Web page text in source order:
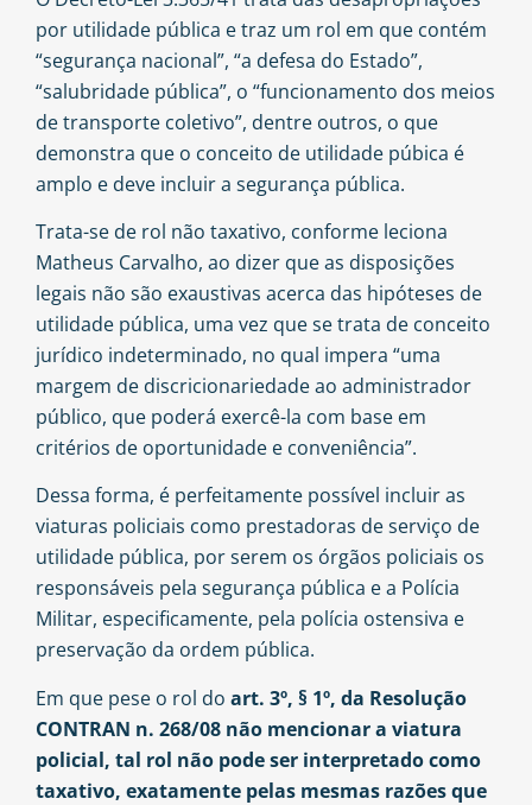
por utilidade pública e traz um rol em que contém
“segurança nacional”, “a defesa do Estado”,
“salubridade pública”, o “funcionamento dos meios
de transporte coletivo”, dentre outros, o que
demonstra que o conceito de utilidade púbica é
amplo e deve incluir a segurança pública.
Trata-se de rol não taxativo, conforme leciona
Matheus Carvalho, ao dizer que as disposições
legais não são exaustivas acerca das hipóteses de
utilidade pública, uma vez que se trata de conceito
jurídico indeterminado, no qual impera “uma
margem de discricionariedade ao administrador
público, que poderá exercê-la com base em
critérios de oportunidade e conveniência”.
Dessa forma, é perfeitamente possível incluir as
viaturas policiais como prestadoras de serviço de
utilidade pública, por serem os órgãos policiais os
responsáveis pela segurança pública e a Polícia
Militar, especificamente, pela polícia ostensiva e
preservação da ordem pública.
Em que pese o rol do art. 3º, § 1º, da Resolução
CONTRAN n. 268/08 não mencionar a viatura
policial, tal rol não pode ser interpretado como
taxativo, exatamente pelas mesmas razões que